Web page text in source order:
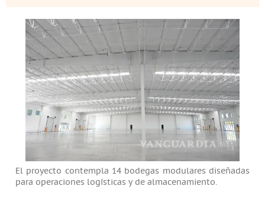
El proyecto contempla 14 bodegas modulares diseñadas
para operaciones logísticas y de almacenamiento.